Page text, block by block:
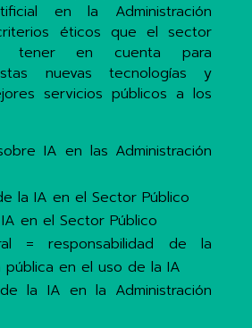
en la Administración
éticos que el sector
tener en cuenta para
nuevas tecnologías y
servicios públicos a los
IA en las Administración
la IA en el Sector Público
en el Sector Público
= responsabilidad de la
pública en el uso de la IA
la IA en la Administración